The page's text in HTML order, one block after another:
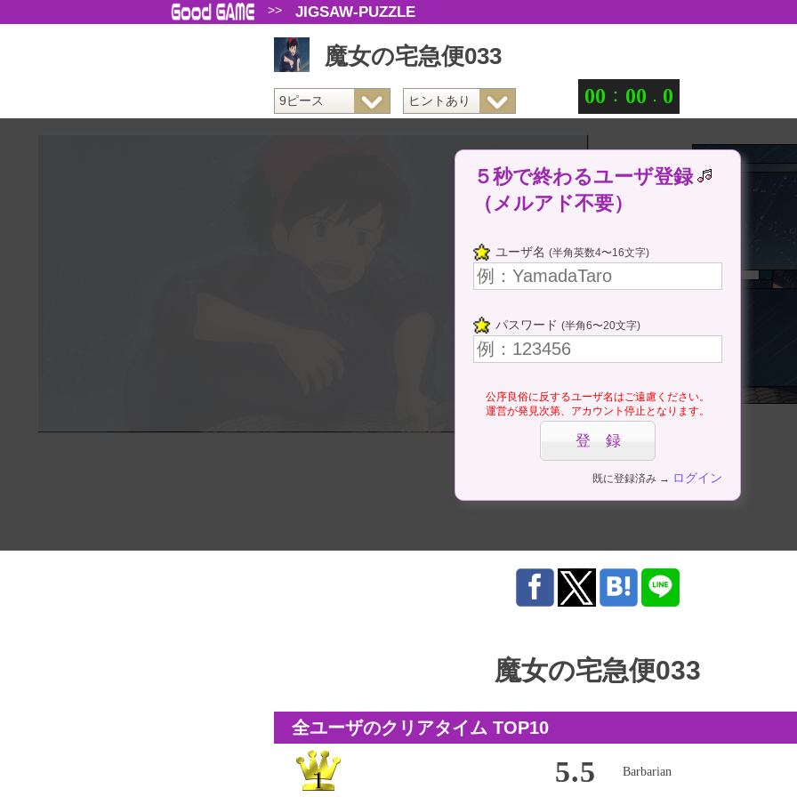
>> JIGSAW-PUZZLE
魔女の宅急便033
00 ： 00 . 0
５秒で終わるユーザ登録
（メルアド不要）
ユーザ名 (半角英数4〜16文字)
パスワード (半角6〜20文字)
公序良俗に反するユーザ名はご遠慮ください。
運営が発見次第、アカウント停止となります。
既に登録済み → ログイン
魔女の宅急便033
全ユーザのクリアタイム TOP10
5.5 Barbarian